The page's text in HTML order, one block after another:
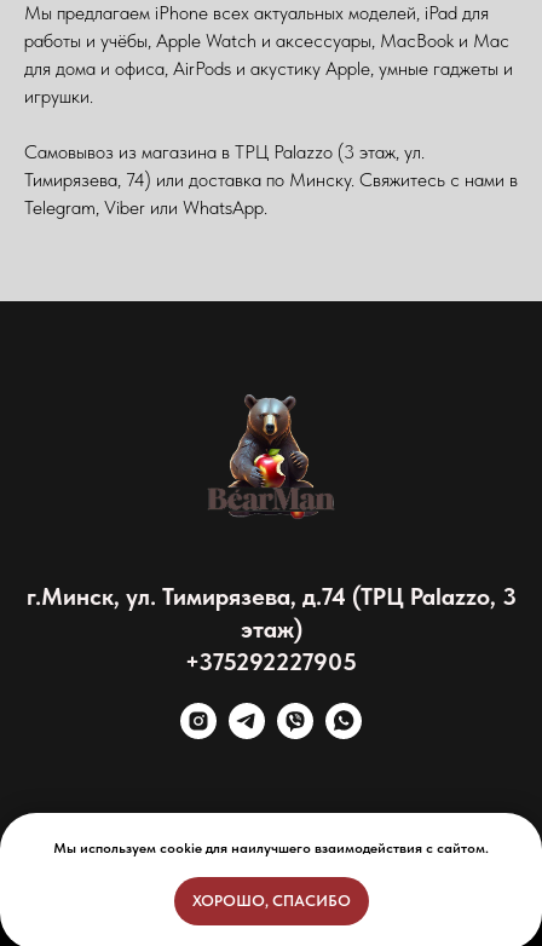
Мы используем cookie для наилучшего взаимодействия с сайтом.
ХОРОШО, СПАСИБО
Мы предлагаем iPhone всех актуальных моделей, iPad для
работы и учёбы, Apple Watch и аксессуары, MacBook и Mac
для дома и офиса, AirPods и акустику Apple, умные гаджеты и
игрушки.
Самовывоз из магазина в ТРЦ Palazzo (3 этаж, ул.
Тимирязева, 74) или доставка по Минску. Свяжитесь с нами в
Telegram, Viber или WhatsApp.
г.Минск, ул. Тимирязева, д.74 (ТРЦ Palazzo, 3
этаж)
+375292227905
Made on Tilda